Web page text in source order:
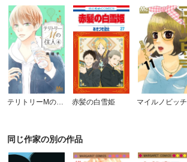
テリトリーMの住人 赤髪の白雪姫 マイルノビッチ
同じ作家の別の作品